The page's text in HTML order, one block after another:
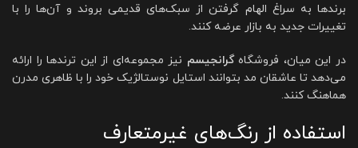
برندها به سراغ الهام گرفتن از سبک‌های قدیمی بروند و آن‌ها را با
تغییرات جدید به بازار عرضه کنند.
در این میان، فروشگاهگرانجیسم نیز مجموعه‌ای از این ترندها را ارائه
می‌دهد تا عاشقان مد بتوانند استایل نوستالژیک خود را با ظاهری مدرن
هماهنگ کنند.
استفاده از رنگ‌های غیرمتعارف